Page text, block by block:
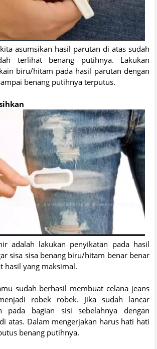
asumsikan hasil parutan di atas sudah
terlihat benang putihnya. Lakukan
biru/hitam pada hasil parutan dengan
benang putihnya terputus.
adalah lakukan penyikatan pada hasil
sisa sisa benang biru/hitam benar benar
hasil yang maksimal.
sudah berhasil membuat celana jeans
robek robek. Jika sudah lancar
pada bagian sisi sebelahnya dengan
atas. Dalam mengerjakan harus hati hati
benang putihnya.